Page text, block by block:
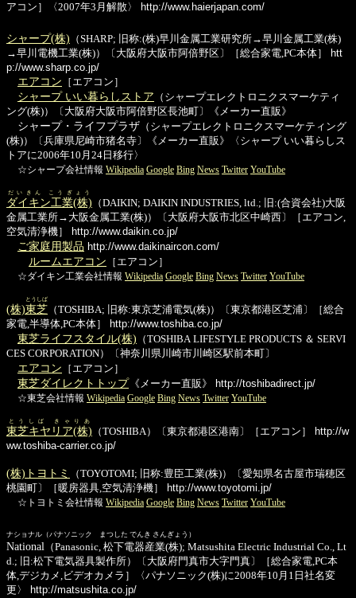
アコン］〈2007年3月解散〉
http://www.haierjapan.com/
シャープ(株) （SHARP; 旧称:(株)早川金属工業研究所→早川金属工業(株)
→早川電機工業(株)）〔大阪府大阪市阿倍野区〕［総合家電,PC本体］
htt
p://www.sharp.co.jp/
エアコン ［エアコン］
シャープ いい暮らしストア （シャープエレクトロニクスマーケティ
ング(株)）〔大阪府大阪市阿倍野区長池町〕《メーカー直販》
シャープ・ライフプラザ （シャープエレクトロニクスマーケティング
(株)）〔兵庫県尼崎市猪名寺〕《メーカー直販》〈シャープ いい暮らしス
トアに2006年10月24日移行〉
☆シャープ会社情報 Wikipedia Google Bing News Twitter YouTube
ダイキン工業(株)
だいきん こうぎょう
（DAIKIN; DAIKIN INDUSTRIES, ltd.; 旧:(合資会社)大阪
金属工業所→大阪金属工業(株)）〔大阪府大阪市北区中崎西〕［エアコン,
空気清浄機］
http://www.daikin.co.jp/
ご家庭用製品 http://www.daikinaircon.com/
ルームエアコン ［エアコン］
☆ダイキン工業会社情報 Wikipedia Google Bing News Twitter YouTube
(株)東芝
とうしば
（TOSHIBA; 旧称:東京芝浦電気(株)）〔東京都港区芝浦〕［総合
家電,半導体,PC本体］
http://www.toshiba.co.jp/
東芝ライフスタイル(株) （TOSHIBA LIFESTYLE PRODUCTS ＆ SERVI
CES CORPORATION）〔神奈川県川崎市川崎区駅前本町〕
エアコン ［エアコン］
東芝ダイレクトトップ 《メーカー直販》
http://toshibadirect.jp/
☆東芝会社情報 Wikipedia Google Bing News Twitter YouTube
東芝キヤリア(株)
とうしば きゃりあ
（TOSHIBA）〔東京都港区港南〕［エアコン］
http://w
ww.toshiba-carrier.co.jp/
(株)トヨトミ
（TOYOTOMI; 旧称:豊臣工業(株)）〔愛知県名古屋市瑞穂区
桃園町〕［暖房器具,空気清浄機］
http://www.toyotomi.jp/
☆トヨトミ会社情報 Wikipedia Google Bing News Twitter YouTube
ナショナル（パナソニック まつした でんき さんぎょう）
National （Panasonic, 松下電器産業(株); Matsushita Electric Industrial Co., Lt
d.; 旧:松下電気器具製作所）〔大阪府門真市大字門真〕［総合家電,PC本
体,デジカメ,ビデオカメラ］〈パナソニック(株)に2008年10月1日社名変
更〉
http://matsushita.co.jp/